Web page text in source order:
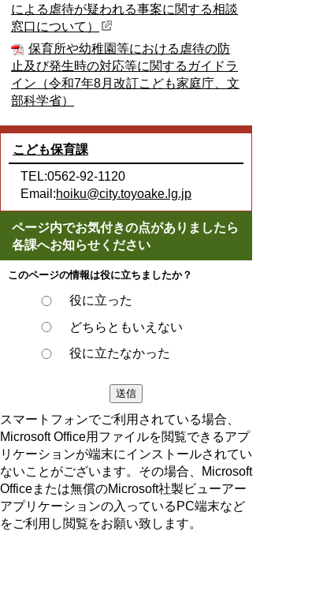
による虐待が疑われる事案に関する相談
窓口について）
保育所や幼稚園等における虐待の防
止及び発生時の対応等に関するガイドラ
イン（令和7年8月改訂こども家庭庁、文
部科学省）
こども保育課
TEL:0562-92-1120
Email:hoiku@city.toyoake.lg.jp
ページ内でお気付きの点がありましたら
各課へお知らせください
このページの情報は役に立ちましたか？
役に立った
どちらともいえない
役に立たなかった
スマートフォンでご利用されている場合、
Microsoft Office用ファイルを閲覧できるアプ
リケーションが端末にインストールされてい
ないことがございます。その場合、Microsoft
Officeまたは無償のMicrosoft社製ビューアー
アプリケーションの入っているPC端末など
をご利用し閲覧をお願い致します。